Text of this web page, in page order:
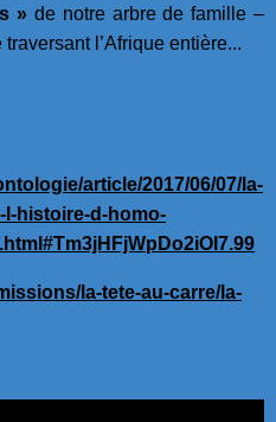
» de notre arbre de famille –
l’Afrique entière...
article/2017/06/07/la-
histoire-d-homo-
la-tete-au-carre/la-